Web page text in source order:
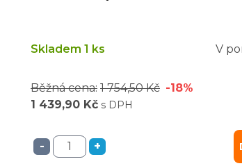
Skladem 1 ks V
Běžná cena: 1 754,50 Kč -18%
1 439,90 Kč s DPH
- +